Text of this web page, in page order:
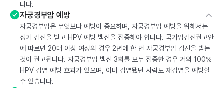
니다.
자궁경부암 예방
자궁경부암은 무엇보다 예방이 중요하며, 자궁경부암 예방을 위해서는
정기 검진을 받고 HPV 예방 백신을 접종해야 합니다. 국가암검진권고안
에 따르면 20대 이상 여성의 경우 2년에 한 번 자궁경부암 검진을 받는
것이 권고됩니다. 자궁경부암 백신 3회를 모두 접종한 경우 거의 100%
HPV 감염 예방 효과가 있으며, 이미 감염됐던 사람도 재감염을 예방할
수 있습니다.